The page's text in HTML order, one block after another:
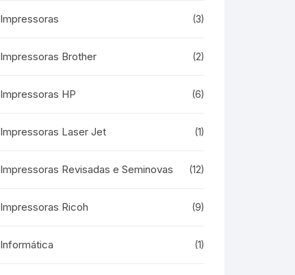
Impressoras (3)
Impressoras Brother (2)
Impressoras HP (6)
Impressoras Laser Jet (1)
Impressoras Revisadas e Seminovas (12)
Impressoras Ricoh (9)
Informática (1)